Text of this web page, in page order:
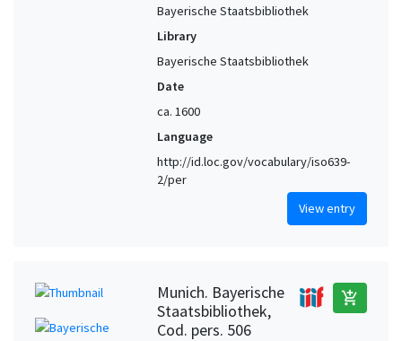
Bayerische Staatsbibliothek
Library
Bayerische Staatsbibliothek
Date
ca. 1600
Language
http://id.loc.gov/vocabulary/iso639-
2/per
View entry
Munich. Bayerische
Staatsbibliothek,
Cod. pers. 506
add_shopping_cart